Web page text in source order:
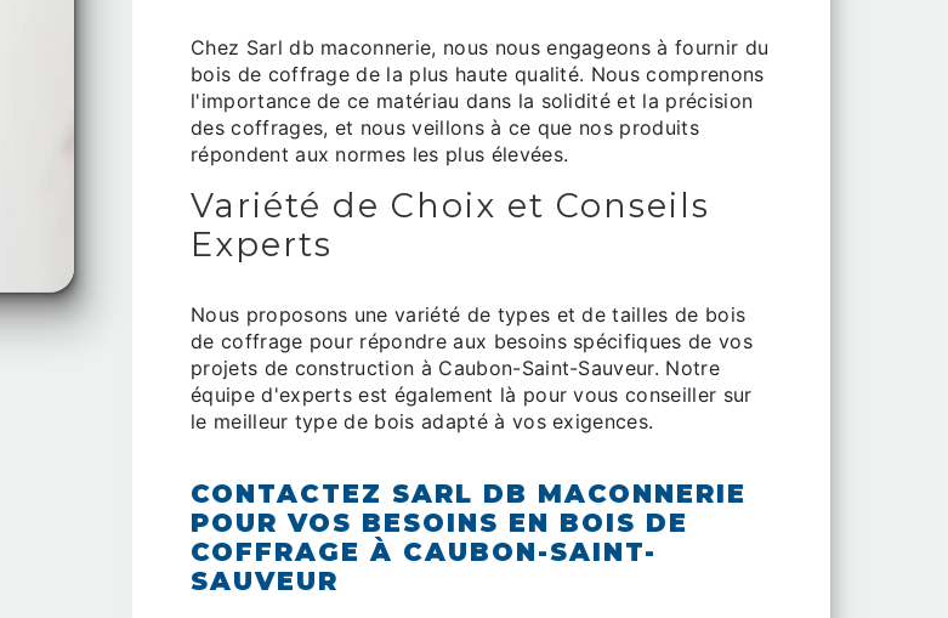
Chez Sarl db maconnerie, nous nous engageons à fournir du
bois de coffrage de la plus haute qualité. Nous comprenons
l'importance de ce matériau dans la solidité et la précision
des coffrages, et nous veillons à ce que nos produits
répondent aux normes les plus élevées.
Variété de Choix et Conseils
Experts
Nous proposons une variété de types et de tailles de bois
de coffrage pour répondre aux besoins spécifiques de vos
projets de construction à Caubon-Saint-Sauveur. Notre
équipe d'experts est également là pour vous conseiller sur
le meilleur type de bois adapté à vos exigences.
CONTACTEZ SARL DB MACONNERIE
POUR VOS BESOINS EN BOIS DE
COFFRAGE À CAUBON-SAINT-
SAUVEUR